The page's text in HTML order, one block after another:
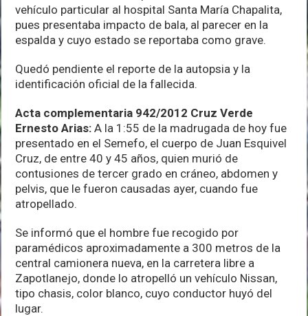
vehículo particular al hospital Santa María Chapalita,
pues presentaba impacto de bala, al parecer en la
espalda y cuyo estado se reportaba como grave.
Quedó pendiente el reporte de la autopsia y la
identificación oficial de la fallecida.
Acta complementaria 942/2012 Cruz Verde
Ernesto Arias:A la 1:55 de la madrugada de hoy fue
presentado en el Semefo, el cuerpo de Juan Esquivel
Cruz, de entre 40 y 45 años, quien murió de
contusiones de tercer grado en cráneo, abdomen y
pelvis, que le fueron causadas ayer, cuando fue
atropellado.
Se informó que el hombre fue recogido por
paramédicos aproximadamente a 300 metros de la
central camionera nueva, en la carretera libre a
Zapotlanejo, donde lo atropelló un vehículo Nissan,
tipo chasis, color blanco, cuyo conductor huyó del
lugar.